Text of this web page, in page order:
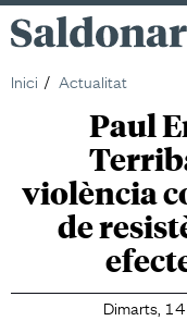
Saldonar
Inici
Actualitat
Paul
violència
de
Dimarts,